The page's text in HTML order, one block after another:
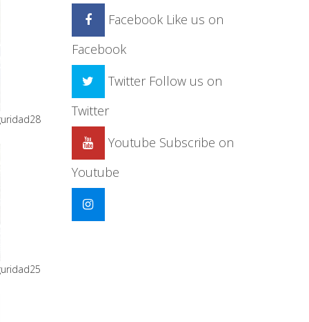
Facebook Like us on
Facebook
Twitter Follow us on
Twitter
Youtube Subscribe on
Youtube